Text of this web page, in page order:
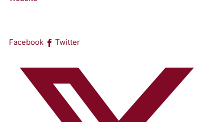
Facebook Twitter